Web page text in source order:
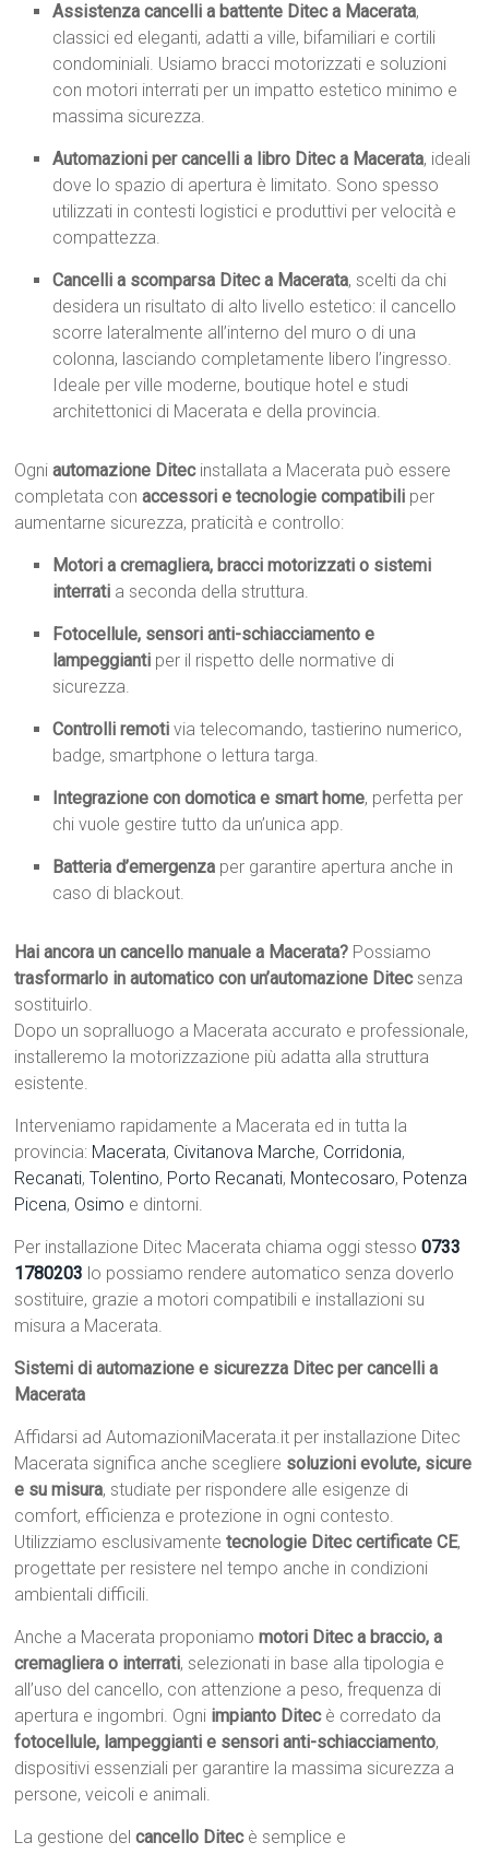
Assistenza cancelli a battente Ditec a Macerata,
classici ed eleganti, adatti a ville, bifamiliari e cortili
condominiali. Usiamo bracci motorizzati e soluzioni
con motori interrati per un impatto estetico minimo e
massima sicurezza.
Automazioni per cancelli a libro Ditec a Macerata, ideali
dove lo spazio di apertura è limitato. Sono spesso
utilizzati in contesti logistici e produttivi per velocità e
compattezza.
Cancelli a scomparsa Ditec a Macerata, scelti da chi
desidera un risultato di alto livello estetico: il cancello
scorre lateralmente all’interno del muro o di una
colonna, lasciando completamente libero l’ingresso.
Ideale per ville moderne, boutique hotel e studi
architettonici di Macerata e della provincia.
Ogniautomazione Ditecinstallata a Macerata può essere
completata conaccessori e tecnologie compatibili per
aumentarne sicurezza, praticità e controllo:
Motori a cremagliera, bracci motorizzati o sistemi
interrati a seconda della struttura.
Fotocellule, sensori anti-schiacciamento e
lampeggianti per il rispetto delle normative di
sicurezza.
Controlli remoti via telecomando, tastierino numerico,
badge, smartphone o lettura targa.
Integrazione con domotica e smart home, perfetta per
chi vuole gestire tutto da un’unica app.
Batteria d’emergenza per garantire apertura anche in
caso di blackout.
Hai ancora un cancello manuale a Macerata? Possiamo
trasformarlo in automatico con un’automazione Ditecsenza
sostituirlo.
Dopo un sopralluogo a Macerata accurato e professionale,
installeremo la motorizzazione più adatta alla struttura
esistente.
Interveniamo rapidamente a Macerata ed in tutta la
provincia: Macerata, Civitanova Marche, Corridonia,
Recanati,Tolentino, Porto Recanati, Montecosaro, Potenza
Picena, Osimo e dintorni.
Per installazione Ditec Macerata chiama oggi stesso0733
1780203 lo possiamo rendere automatico senza doverlo
sostituire, grazie a motori compatibili e installazioni su
misura a Macerata.
Sistemi di automazione e sicurezza Ditec per cancelli a
Macerata
Affidarsi ad AutomazioniMacerata.it per installazione Ditec
Macerata significa anche scegliere soluzioni evolute, sicure
e su misura, studiate per rispondere alle esigenze di
comfort, efficienza e protezione in ogni contesto.
Utilizziamo esclusivamentetecnologie Ditec certificate CE,
progettate per resistere nel tempo anche in condizioni
ambientali difficili.
Anche a Macerata proponiamomotori Ditec a braccio, a
cremagliera o interrati, selezionati in base alla tipologia e
all’uso del cancello, con attenzione a peso, frequenza di
apertura e ingombri. Ogni impianto Ditecè corredato da
fotocellule, lampeggianti e sensori anti-schiacciamento,
dispositivi essenziali per garantire la massima sicurezza a
persone, veicoli e animali.
La gestione delcancello Ditecè semplice e